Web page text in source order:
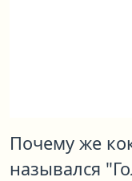
Почему же
назывался